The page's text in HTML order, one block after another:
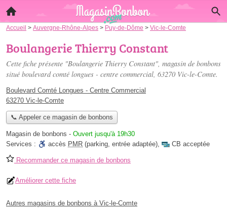
Accueil > Auvergne-Rhône-Alpes > Puy-de-Dôme > Vic-le-Comte
Boulangerie Thierry Constant
Cette fiche présente "Boulangerie Thierry Constant", magasin de bonbons
situé boulevard comté longues - centre commercial, 63270 Vic-le-Comte.
Boulevard Comté Longues - Centre Commercial
63270 Vic-le-Comte
📞 Appeler ce magasin de bonbons
Magasin de bonbons - Ouvert jusqu'à 19h30
Services :
accès PMR (parking, entrée adaptée), CB acceptée
Recommander ce magasin de bonbons
Améliorer cette fiche
Autres magasins de bonbons à Vic-le-Comte